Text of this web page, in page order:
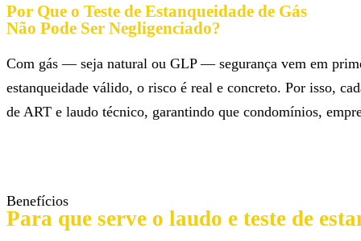
Por Que o Teste de Estanqueidade de Gás
Não Pode Ser Negligenciado?
Com gás — seja natural ou GLP — segurança vem em
estanqueidade válido, o risco é real e concreto. Por isso,
de ART e laudo técnico, garantindo que condomínios,
Benefícios
Para que serve o laudo e teste de